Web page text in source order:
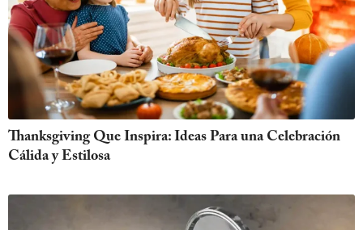
Thanksgiving Que Inspira: Ideas Para una Celebración
Cálida y Estilosa